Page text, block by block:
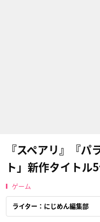
『スペアリ』『パ
ト」新作タイトル
ゲーム
ライター：にじめん編集部